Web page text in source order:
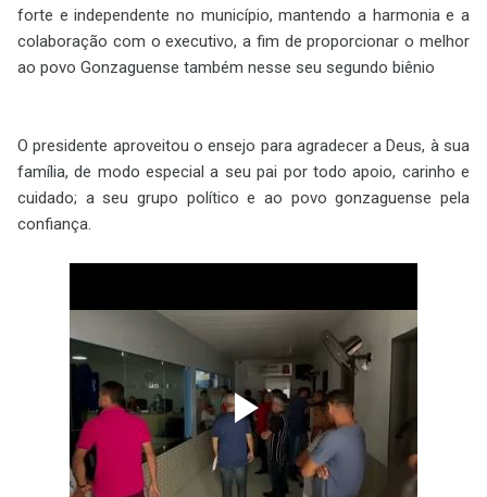
forte e independente no município, mantendo a harmonia e a
colaboração com o executivo, a fim de proporcionar o melhor
ao povo Gonzaguense também nesse seu segundo biênio
O presidente aproveitou o ensejo para agradecer a Deus, à sua
família, de modo especial a seu pai por todo apoio, carinho e
cuidado; a seu grupo político e ao povo gonzaguense pela
confiança.